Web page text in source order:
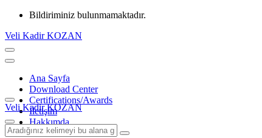
Bildiriminiz bulunmamaktadır.
Veli Kadir KOZAN
Ana Sayfa
Download Center
Certifications/Awards
İletişim
Hakkımda
Veli Kadir KOZAN